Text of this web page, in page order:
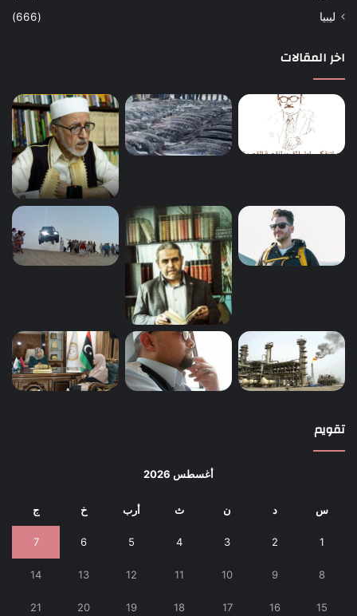
ليبيا
(666)
اخر المقالات
تقويم
أغسطس 2026
س د ن ث أرب خ ج
1
2
3
4
5
6
7
8
9
10
11
12
13
14
15
16
17
18
19
20
21